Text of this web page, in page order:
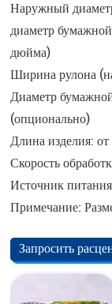
Наружный
диаметр
дюйма)
Ширина рулона
Диаметр
(опционально)
Длина изделия:
Скорость
Источник
Примечание:
Запросить